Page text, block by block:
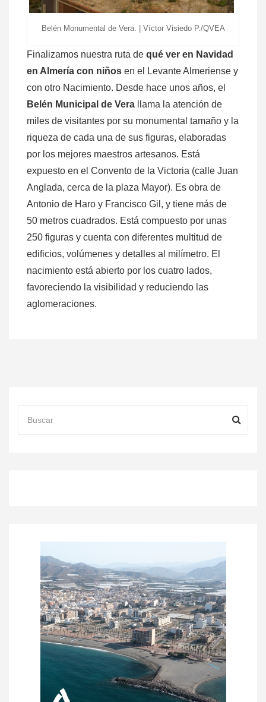
Belén Monumental de Vera. | Víctor Visiedo P./QVEA
Finalizamos nuestra ruta de qué ver en Navidad
en Almería con niños en el Levante Almeriense y
con otro Nacimiento. Desde hace unos años, el
Belén Municipal de Vera llama la atención de
miles de visitantes por su monumental tamaño y la
riqueza de cada una de sus figuras, elaboradas
por los mejores maestros artesanos. Está
expuesto en el Convento de la Victoria (calle Juan
Anglada, cerca de la plaza Mayor). Es obra de
Antonio de Haro y Francisco Gil, y tiene más de
50 metros cuadrados. Está compuesto por unas
250 figuras y cuenta con diferentes multitud de
edificios, volúmenes y detalles al milímetro. El
nacimiento está abierto por los cuatro lados,
favoreciendo la visibilidad y reduciendo las
aglomeraciones.